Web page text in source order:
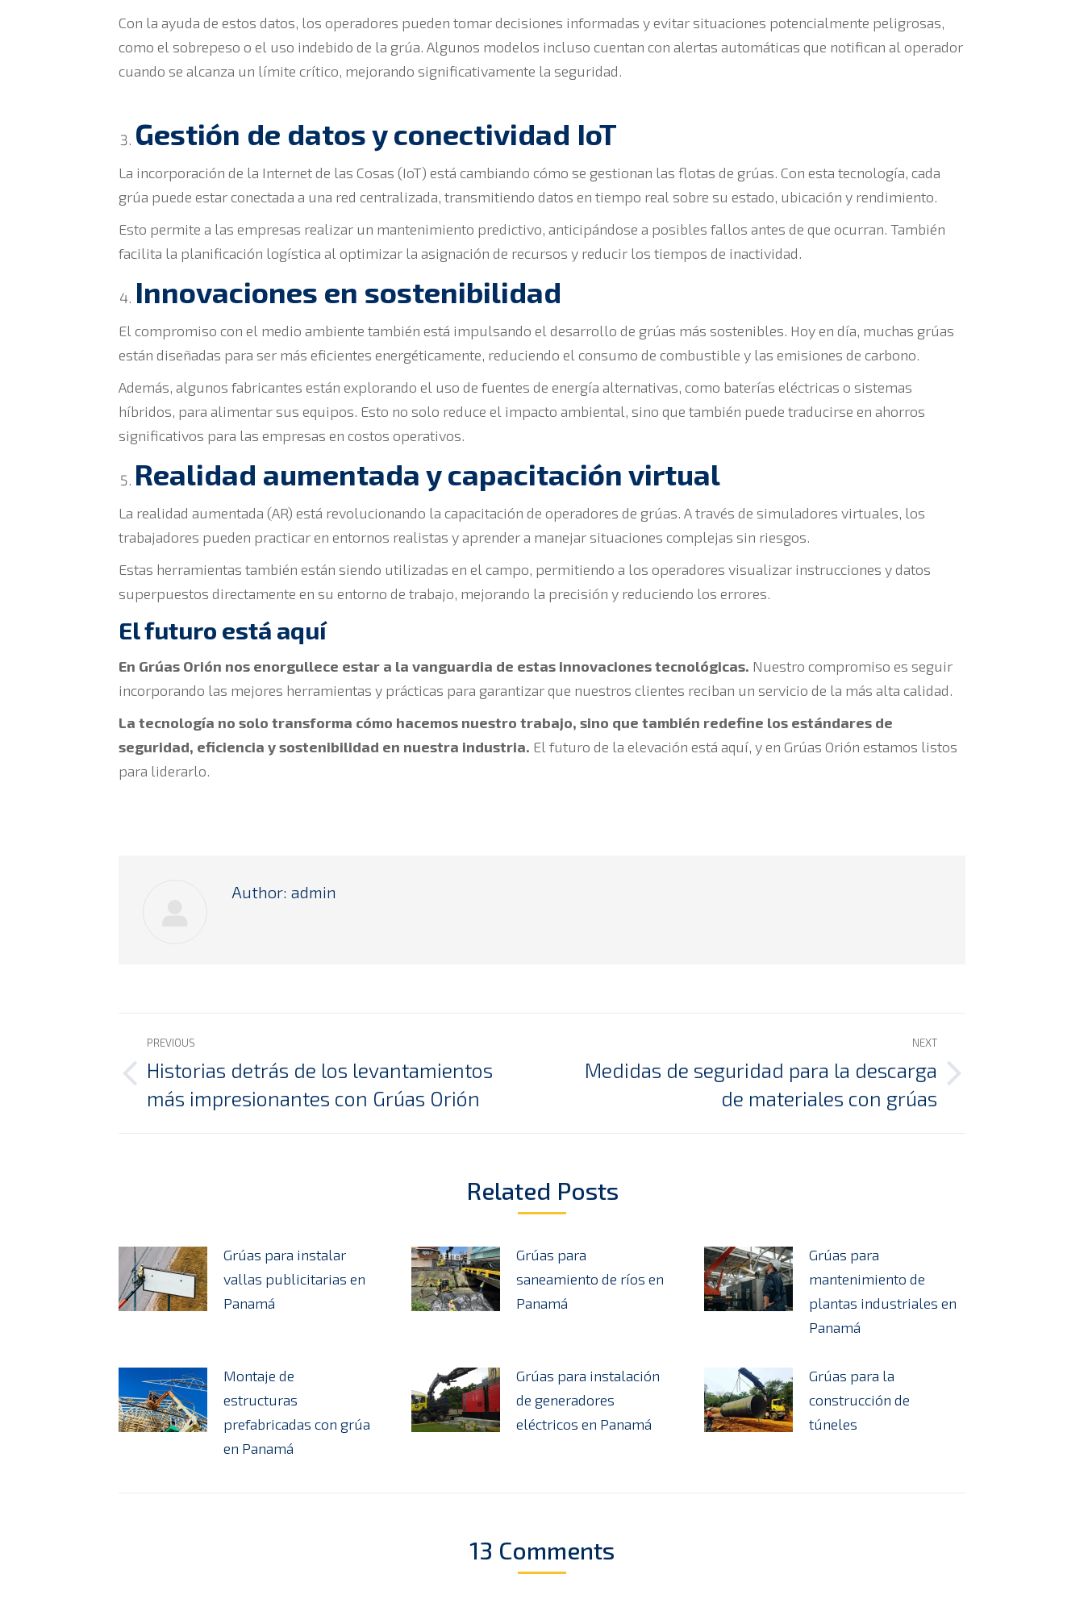
Con la ayuda de estos datos, los operadores pueden tomar decisiones informadas y evitar situaciones potencialmente peligrosas,
como el sobrepeso o el uso indebido de la grúa. Algunos modelos incluso cuentan con alertas automáticas que notifican al operador
cuando se alcanza un límite crítico, mejorando significativamente la seguridad.
Gestión de datos y conectividad IoT
La incorporación de la Internet de las Cosas (IoT) está cambiando cómo se gestionan las flotas de grúas. Con esta tecnología, cada
grúa puede estar conectada a una red centralizada, transmitiendo datos en tiempo real sobre su estado, ubicación y rendimiento.
Esto permite a las empresas realizar un mantenimiento predictivo, anticipándose a posibles fallos antes de que ocurran. También
facilita la planificación logística al optimizar la asignación de recursos y reducir los tiempos de inactividad.
Innovaciones en sostenibilidad
El compromiso con el medio ambiente también está impulsando el desarrollo de grúas más sostenibles. Hoy en día, muchas grúas
están diseñadas para ser más eficientes energéticamente, reduciendo el consumo de combustible y las emisiones de carbono.
Además, algunos fabricantes están explorando el uso de fuentes de energía alternativas, como baterías eléctricas o sistemas
híbridos, para alimentar sus equipos. Esto no solo reduce el impacto ambiental, sino que también puede traducirse en ahorros
significativos para las empresas en costos operativos.
Realidad aumentada y capacitación virtual
La realidad aumentada (AR) está revolucionando la capacitación de operadores de grúas. A través de simuladores virtuales, los
trabajadores pueden practicar en entornos realistas y aprender a manejar situaciones complejas sin riesgos.
Estas herramientas también están siendo utilizadas en el campo, permitiendo a los operadores visualizar instrucciones y datos
superpuestos directamente en su entorno de trabajo, mejorando la precisión y reduciendo los errores.
El futuro está aquí
En Grúas Orión nos enorgullece estar a la vanguardia de estas innovaciones tecnológicas. Nuestro compromiso es seguir
incorporando las mejores herramientas y prácticas para garantizar que nuestros clientes reciban un servicio de la más alta calidad.
La tecnología no solo transforma cómo hacemos nuestro trabajo, sino que también redefine los estándares de
seguridad, eficiencia y sostenibilidad en nuestra industria. El futuro de la elevación está aquí, y en Grúas Orión estamos listos
para liderarlo.
Author: admin
Post
navigation
PREVIOUS
Previous
post:
Historias detrás de los levantamientos
más impresionantes con Grúas Orión
NEXT
Next
Medidas de seguridad para la descarga
de materiales con grúas
Related Posts
Grúas para instalar
vallas publicitarias en
Panamá
Grúas para
saneamiento de ríos en
Panamá
Grúas para
mantenimiento de
plantas industriales en
Panamá
Montaje de
estructuras
prefabricadas con grúa
en Panamá
Grúas para instalación
de generadores
eléctricos en Panamá
Grúas para la
construcción de
túneles
13 Comments